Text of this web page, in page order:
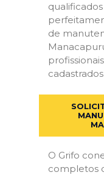
de
O Grifo
completos